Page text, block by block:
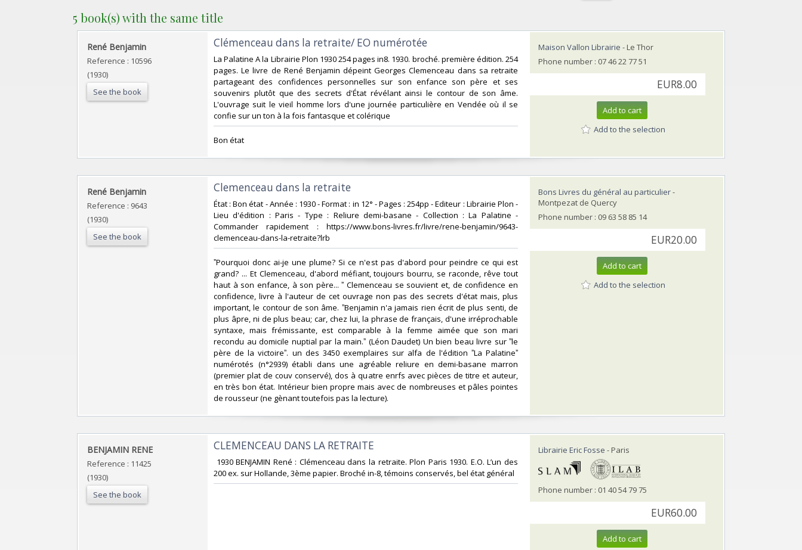
5 book(s) with the same title
‎René Benjamin‎
Reference : 10596
(1930)
See the book
‎Clémenceau dans la retraite/ EO numérotée‎
‎La Palatine A la Librairie Plon 1930 254 pages in8. 1930. broché. première édition. 254
pages. Le livre de René Benjamin dépeint Georges Clemenceau dans sa retraite
partageant des confidences personnelles sur son enfance son père et ses
souvenirs plutôt que des secrets d'État révélant ainsi le contour de son âme.
L'ouvrage suit le vieil homme lors d'une journée particulière en Vendée où il se
confie sur un ton à la fois fantasque et colérique‎
‎Bon état‎
Maison Vallon Librairie - Le Thor
Phone number : 07 46 22 77 51
EUR8.00
Add to cart
Add to the selection
‎René Benjamin‎
Reference : 9643
(1930)
See the book
‎Clemenceau dans la retraite‎
‎État : Bon état - Année : 1930 - Format : in 12° - Pages : 254pp - Editeur : Librairie Plon -
Lieu d'édition : Paris - Type : Reliure demi-basane - Collection : La Palatine -
Commander rapidement : https://www.bons-livres.fr/livre/rene-benjamin/9643-
clemenceau-dans-la-retraite?lrb‎
‎ˮPourquoi donc ai-je une plume? Si ce n'est pas d'abord pour peindre ce qui est
grand? ... Et Clemenceau, d'abord méfiant, toujours bourru, se raconde, rêve tout
haut à son enfance, à son père... ˮ Clemenceau se souvient et, de confidence en
confidence, livre à l'auteur de cet ouvrage non pas des secrets d'état mais, plus
important, le contour de son âme. ˮBenjamin n'a jamais rien écrit de plus senti, de
plus âpre, ni de plus beau; car, chez lui, la phrase de français, d'une irréprochable
syntaxe, mais frémissante, est comparable à la femme aimée que son mari
recondu au domicile nuptial par la main.ˮ (Léon Daudet) Un bien beau livre sur ˮle
père de la victoireˮ. un des 3450 exemplaires sur alfa de l'édition ˮLa Palatineˮ
numérotés (n°2939) établi dans une agréable reliure en demi-basane marron
(premier plat de couv conservé), dos à quatre enrfs avec pièces de titre et auteur,
en très bon état. Intérieur bien propre mais avec de nombreuses et pâles pointes
de rousseur (ne gènant toutefois pas la lecture).‎
Bons Livres du général au particulier-
Montpezat de Quercy
Phone number : 09 63 58 85 14
EUR20.00
Add to cart
Add to the selection
‎BENJAMIN RENE‎
Reference : 11425
(1930)
See the book
‎CLEMENCEAU DANS LA RETRAITE‎
‎ 1930 BENJAMIN René : Clémenceau dans la retraite. Plon Paris 1930. E.O. L’un des
200 ex. sur Hollande, 3ème papier. Broché in-8, témoins conservés, bel état général‎
Librairie Eric Fosse - Paris
Phone number : 01 40 54 79 75
EUR60.00
Add to cart